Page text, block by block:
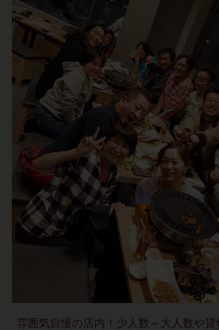
雰囲気自慢の店内！少人数～大人数や貸